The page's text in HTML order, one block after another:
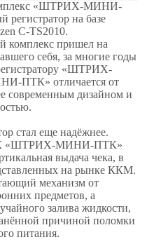
«ШТРИХ-МИНИ-
на базе
C-TS2010.
комплекс пришел на
себя, за многие годы
«ШТРИХ-
отличается от
современным дизайном и
стал еще надёжнее.
«ШТРИХ-МИНИ-ПТК»
выдача чека, в
на рынке ККМ.
механизм от
предметов, а
залива жидкости,
причиной поломки
питания.